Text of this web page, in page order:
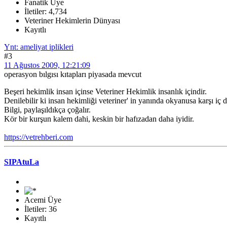
Fanatik Üye
İletiler: 4,734
Veteriner Hekimlerin Dünyası
Kayıtlı
Ynt: ameliyat iplikleri
#3
11 Ağustos 2009, 12:21:09
operasyon bılgısı kıtapları piyasada mevcut
Beşeri hekimlik insan içinse Veteriner Hekimlik insanlık içindir.
Denilebilir ki insan hekimliği veteriner' in yanında okyanusa karşı iç
Bilgi, paylaşıldıkça çoğalır.
Kör bir kurşun kalem dahi, keskin bir hafızadan daha iyidir.
https://vetrehberi.com
SIPAtuLa
Acemi Üye
İletiler: 36
Kayıtlı